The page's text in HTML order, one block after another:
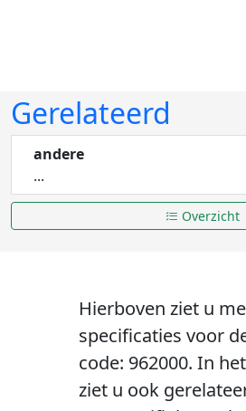
Gerelateerd
andere
...
Overzicht
Hierboven ziet u
specificaties voor
code: 962000. In
ziet u ook